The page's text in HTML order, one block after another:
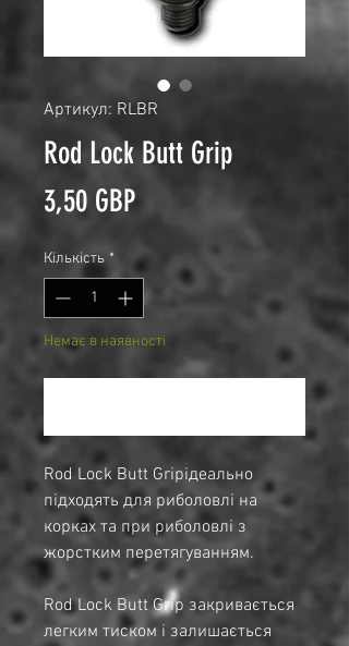
Артикул: RLBR
Rod Lock Butt Grip
3,50 GBPЦіна
Кількість *
Немає в наявності
Повідомити про наявність
Rod Lock Butt Gripідеально
підходять для риболовлі на
корках та при риболовлі з
жорстким перетягуванням.
Rod Lock Butt Grip закривається
легким тиском і залишається